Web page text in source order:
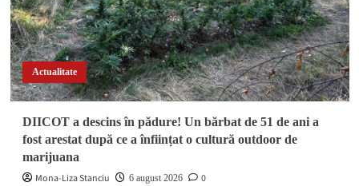
din
Găești.
Ambii
șoferi
au
avut
nevoie
îngrijiri
medicale
Actualitate
DIICOT a descins în pădure! Un bărbat de 51 de ani a
fost arestat după ce a înființat o cultură outdoor de
marijuana
Mona-Liza Stanciu
6 august 2026
0